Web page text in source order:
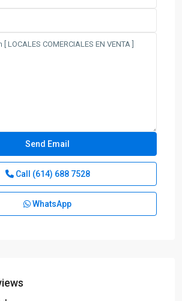
Call (614) 688 7528
WhatsApp